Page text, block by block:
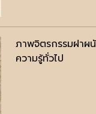
ภาพจิตรกรรมฝาผ
ความรู้ทั่วไป